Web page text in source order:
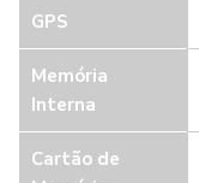
GPS
Memória
Interna
Cartão de